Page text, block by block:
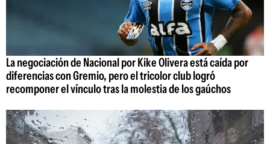
La negociación de Nacional por Kike Olivera está caída por
diferencias con Gremio, pero el tricolor club logró
recomponer el vínculo tras la molestia de los gaúchos